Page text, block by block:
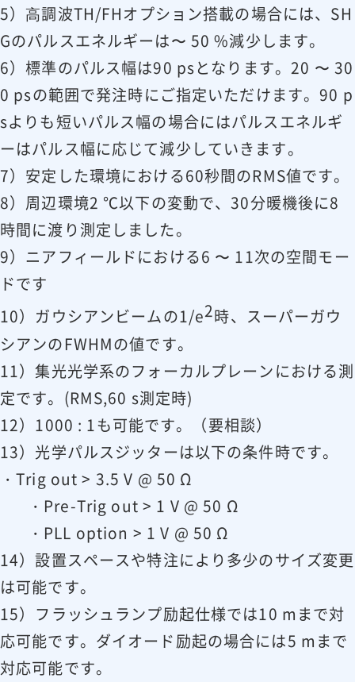
レーザーヘッド
（W x L x H）
1500 x 3600 x 500
mm
2 pc
1500 x 3600 x
mm
4 pc
電源
553 x 600 x 1800
mm
4 pc
553 x 600 x
4 pc
アンビリカル
ケーブル⻑15) 5 m 2.5 m
ユーティリティ16)
要求電源
208,380 or 400 V AC
3 相、50 / 60 Hz
17)
消費電⼒
冷却⽔要求
≤40 l / min,
2 bar,
max15 ℃
≤ 40 l / min,
max15 ℃
使⽤中の環境温度
22 ± 2 ℃
環境温度
15 〜 35℃
環境湿度
≤ 80 %
使⽤環境クラス
ISO Class7
5）⾼調波TH/FHオプション搭載の場合には、SH
Gのパルスエネルギーは〜 50 %減少します。
6）標準のパルス幅は90 psとなります。20 〜 30
0 psの範囲で発注時にご指定いただけます。90 p
sよりも短いパルス幅の場合にはパルスエネルギ
ーはパルス幅に応じて減少していきます。
7）安定した環境における60秒間のRMS値です。
8）周辺環境2 ℃以下の変動で、30分暖機後に8
時間に渡り測定しました。
9）ニアフィールドにおける6 〜 11次の空間モー
ドです
10）ガウシアンビームの1/e2時、スーパーガウ
シアンのFWHMの値です。
11）集光光学系のフォーカルプレーンにおける測
定です。(RMS,60 s測定時)
12）1000 : 1も可能です。（要相談）
13）光学パルスジッターは以下の条件時です。
・Trig out > 3.5 V @ 50 Ω
・Pre-Trig out > 1 V @ 50 Ω
・PLL option > 1 V @ 50 Ω
14）設置スペースや特注により多少のサイズ変更
は可能です。
15）フラッシュランプ励起仕様では10 mまで対
応可能です。ダイオード励起の場合には5 mまで
対応可能です。